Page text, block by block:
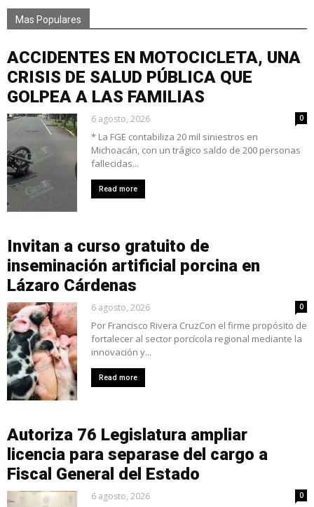
Mas Populares
ACCIDENTES EN MOTOCICLETA, UNA
CRISIS DE SALUD PÚBLICA QUE
GOLPEA A LAS FAMILIAS
6 agosto, 2026 0
* La FGE contabiliza 20 mil siniestros en
Michoacán, con un trágico saldo de 200 personas
fallecidas...
Read more
Invitan a curso gratuito de
inseminación artificial porcina en
Lázaro Cárdenas
6 agosto, 2026 0
Por Francisco Rivera CruzCon el firme propósito de
fortalecer al sector porcícola regional mediante la
innovación y...
Read more
Autoriza 76 Legislatura ampliar
licencia para separase del cargo a
Fiscal General del Estado
6 agosto, 2026 0